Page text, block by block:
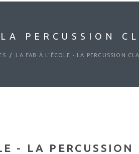
PERCUSSION
LA FAB À L’ÉCOLE - LA PERCUSSION
- LA PERCUSSION